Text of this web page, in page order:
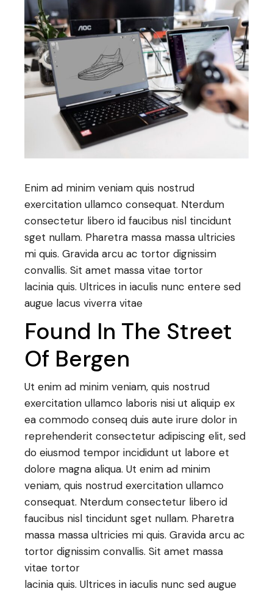
Enim ad minim veniam quis nostrud
exercitation ullamco consequat. Nterdum
consectetur libero id faucibus nisl tincidunt
sget nullam. Pharetra massa massa ultricies
mi quis. Gravida arcu ac tortor dignissim
convallis. Sit amet massa vitae tortor
lacinia quis. Ultrices in iaculis nunc entere sed
augue lacus viverra vitae
Found In The Street
Of Bergen
Ut enim ad minim veniam, quis nostrud
exercitation ullamco laboris nisi ut aliquip ex
ea commodo conseq duis aute irure dolor in
reprehenderit consectetur adipiscing elit, sed
do eiusmod tempor incididunt ut labore et
dolore magna aliqua. Ut enim ad minim
veniam, quis nostrud exercitation ullamco
consequat. Nterdum consectetur libero id
faucibus nisl tincidunt sget nullam. Pharetra
massa massa ultricies mi quis. Gravida arcu ac
tortor dignissim convallis. Sit amet massa
vitae tortor
lacinia quis. Ultrices in iaculis nunc sed augue